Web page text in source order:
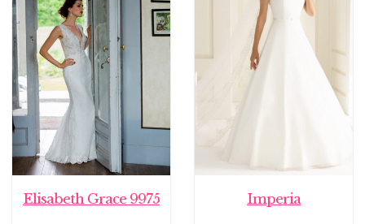
Elisabeth Grace 9975 Imperia